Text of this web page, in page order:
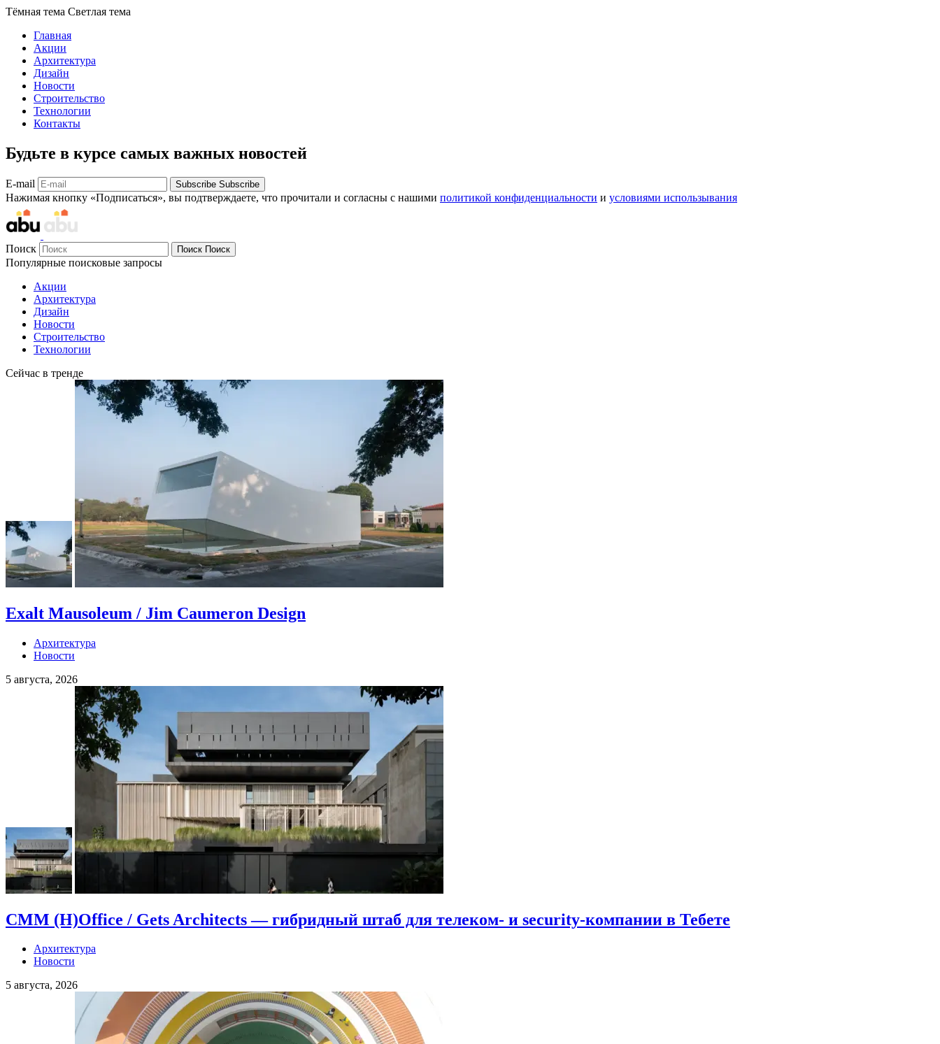
Тёмная тема Светлая тема
Главная
Акции
Архитектура
Дизайн
Новости
Строительство
Технологии
Контакты
Будьте в курсе самых важных новостей
E-mail Subscribe Subscribe
Нажимая кнопку «Подписаться», вы подтверждаете, что прочитали и согласны с нашими политикой конфиденциальности и условиями использывания
Поиск Поиск Поиск
Популярные поисковые запросы
Акции
Архитектура
Дизайн
Новости
Строительство
Технологии
Сейчас в тренде
Exalt Mausoleum / Jim Caumeron Design
Архитектура
Новости
5 августа, 2026
CMM (H)Office / Gets Architects — гибридный штаб для телеком- и security-компании в Тебете
Архитектура
Новости
5 августа, 2026